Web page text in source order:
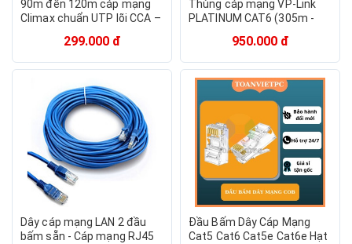
90m đến 120m cáp mạng
Climax chuẩn UTP lõi CCA –
299.000 đ
Thùng cáp mạng VP-Link
PLATINUM CAT6 (305m -
950.000 đ
Dây cáp mạng LAN 2 đầu
bấm sẵn - Cáp mạng RJ45
Đầu Bấm Dây Cáp Mạng
Cat5 Cat6 Cat5e Cat6e Hạt